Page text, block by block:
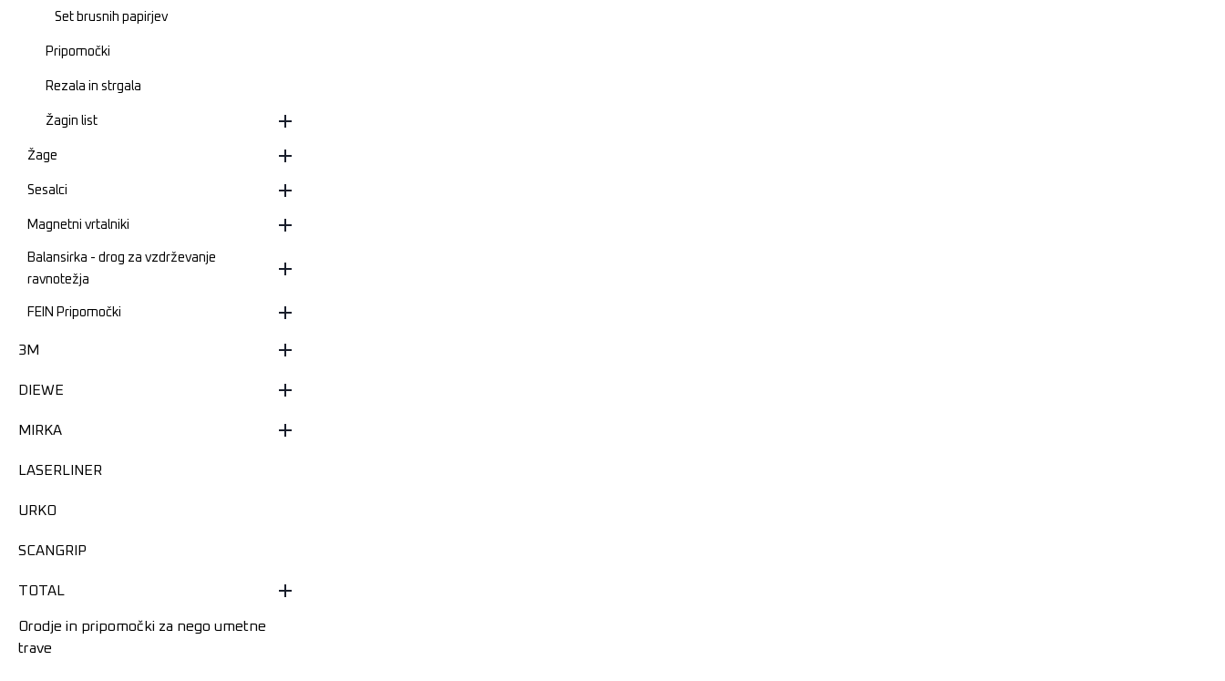
Set brusnih papirjev
Pripomočki
Rezala in strgala
Žagin list
Žage
Sesalci
Magnetni vrtalniki
Balansirka - drog za vzdrževanje
ravnotežja
FEIN Pripomočki
3M
DIEWE
MIRKA
LASERLINER
URKO
SCANGRIP
TOTAL
Orodje in pripomočki za nego umetne
trave